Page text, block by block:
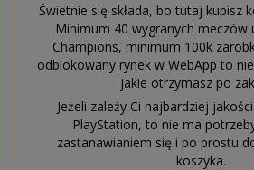
Świetnie się składa, bo tutaj kupisz
Minimum 40 wygranych meczów
Champions, minimum 100k
odblokowany rynek w WebApp to
jakie otrzymasz po
Jeżeli zależy Ci najbardziej
PlayStation, to nie ma
zastanawianiem się i po prostu
koszyka.